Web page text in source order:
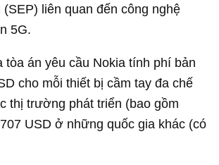
liên quan đến công nghệ
5G.
tòa án yêu cầu Nokia tính phí bản
cho mỗi thiết bị cầm tay đa chế
thị trường phát triển (bao gồm
USD ở những quốc gia khác (có